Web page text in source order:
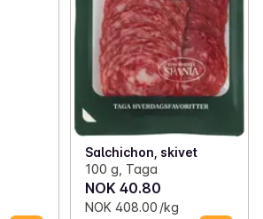
Salchichon, skivet
100 g, Taga
NOK 40.80
NOK 408.00 /kg